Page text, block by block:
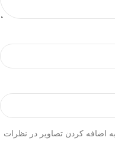
اضافه کردن تصاویر در نظرات